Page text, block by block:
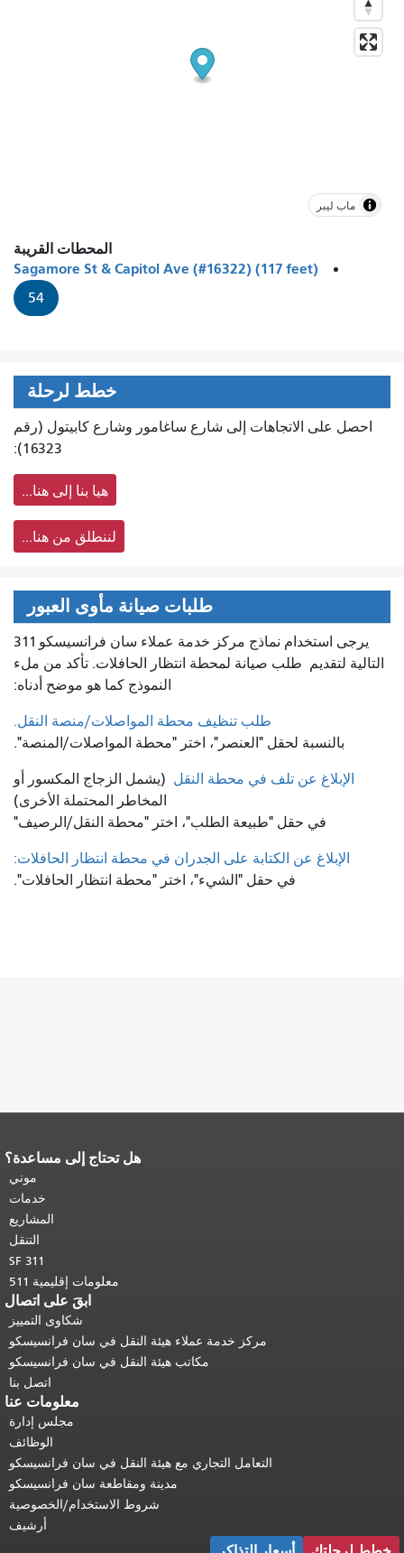
ماب ليبر
المحطات القريبة
Sagamore St & Capitol Ave (#16322) (117 feet)
54
خطط لرحلة
احصل على الاتجاهات إلى شارع ساغامور وشارع كابيتول (رقم
16323):
هيا بنا إلى هنا...
لننطلق من هنا...
طلبات صيانة مأوى العبور
يرجى استخدام نماذج مركز خدمة عملاء سان فرانسيسكو 311
التالية لتقديم طلب صيانة لمحطة انتظار الحافلات. تأكد من ملء
النموذج كما هو موضح أدناه:
طلب تنظيف محطة المواصلات/منصة النقل.
بالنسبة لحقل "العنصر"، اختر "محطة المواصلات/المنصة".
الإبلاغ عن تلف في محطة النقل (يشمل الزجاج المكسور أو
المخاطر المحتملة الأخرى)
في حقل "طبيعة الطلب"، اختر "محطة النقل/الرصيف"
الإبلاغ عن الكتابة على الجدران في محطة انتظار الحافلات:
في حقل "الشيء"، اختر "محطة انتظار الحافلات".
هل تحتاج إلى مساعدة؟
موني
خدمات
المشاريع
التنقل
SF 311
معلومات إقليمية 511
ابقَ على اتصال
شكاوى التمييز
مركز خدمة عملاء هيئة النقل في سان فرانسيسكو
مكاتب هيئة النقل في سان فرانسيسكو
اتصل بنا
معلومات عنا
مجلس إدارة
الوظائف
التعامل التجاري مع هيئة النقل في سان فرانسيسكو
مدينة ومقاطعة سان فرانسيسكو
شروط الاستخدام/الخصوصية
أرشيف